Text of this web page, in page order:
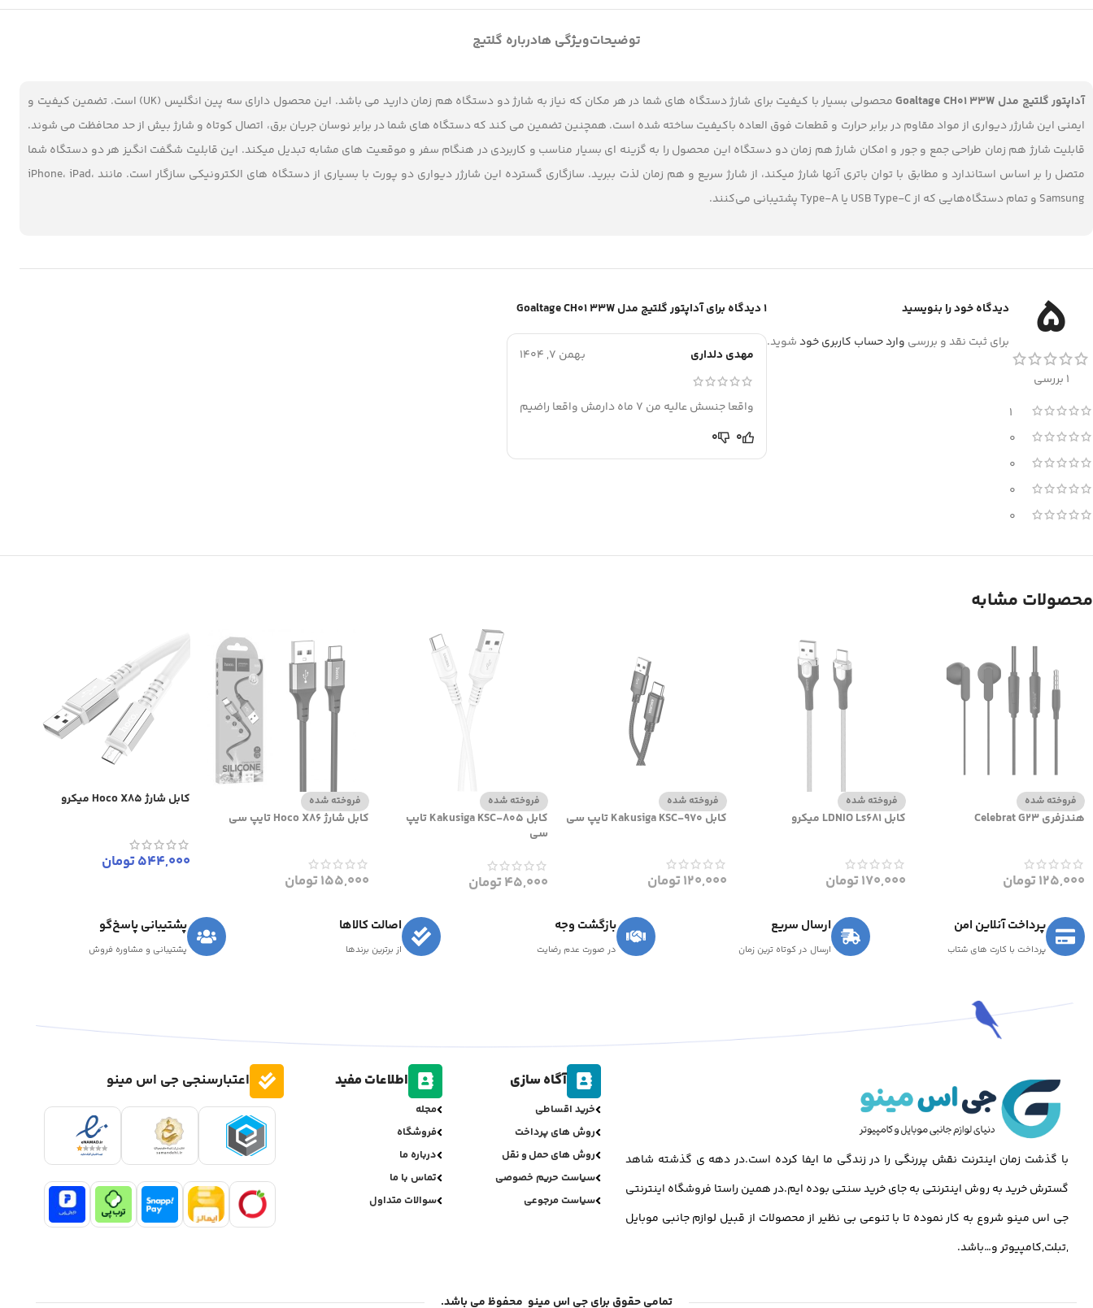
توضیحاتویژگی هادرباره گلتیج
آداپتور گلتیج مدل Goaltage CH01 33W
محصولی بسیار با کیفیت برای شارژ دستگاه های شما در هر مکان که نیاز به شارژ دو دستگاه هم زمان دارید می باشد. این محصول دارای سه پین انگلیس (UK) است. تضمین کیفیت و
ایمنی این شارژر دیواری از مواد مقاوم در برابر حرارت و قطعات فوق العاده باکیفیت ساخته شده است. همچنین تضمین می کند که دستگاه های شما در برابر نوسان جریان برق، اتصال کوتاه و شارژ بیش از حد محافظت می شوند.
قابلیت شارژ هم زمان طراحی جمع و جور و امکان شارژ هم زمان دو دستگاه این محصول را به گزینه ای بسیار مناسب و کاربردی در هنگام سفر و موقعیت های مشابه تبدیل میکند. این قابلیت شگفت انگیز هر دو دستگاه شما
متصل را بر اساس استاندارد و مطابق با توان باتری آنها شارژ میکند، از شارژ سریع و هم زمان لذت ببرید. سازگاری گسترده این شارژر دیواری دو پورت با بسیاری از دستگاه های الکترونیکی سازگار است. مانند iPhone، iPad،
Samsung و تمام دستگاه‌هایی که از USB Type-C یا Type-A پشتیبانی می‌کنند.
5
1 بررسی
1
0
0
0
0
1 دیدگاه برای آداپتور گلتیج مدل Goaltage CH01 33W
مهدی دلداری بهمن 7, 1404
واقعا جنسش عالیه من 7 ماه دارمش واقعا راضیم
0
0
دیدگاه خود را بنویسید
برای ثبت نقد و بررسی وارد حساب کاربری خودشوید.
محصولات مشابه
فروخته شده
هندزفری Celebrat G23
125,000تومان
فروخته شده
کابل LDNIO Ls681 میکرو
170,000تومان
فروخته شده
کابل Kakusiga KSC-970 تایپ سی
120,000تومان
فروخته شده
کابل Kakusiga KSC-805 تایپ
سی
45,000تومان
فروخته شده
کابل شارژ Hoco X86 تایپ سی
155,000تومان
کابل شارژ Hoco X85 میکرو
544,000تومان
پرداخت آنلاین امن
پرداخت با کارت های شتاب
ارسال سریع
ارسال در کوتاه ترین زمان
بازگشت وجه
در صورت عدم رضایت
اصالت کالاها
از برترین برندها
پشتیبانی پاسخ‌گو
پشتیبانی و مشاوره فروش
با گذشت زمان اینترنت نقش پررنگی را در زندگی ما ایفا کرده است.در دهه ی گذشته شاهد
گسترش خرید به روش اینترنتی به جای خرید سنتی بوده ایم.در همین راستا فروشگاه اینترنتی
جی اس مینو شروع به کار نموده تا با تنوعی بی نظیر از محصولات از قبیل لوازم جانبی موبایل
,تبلت,کامپیوتر و…باشد.
آگاه سازی
خرید اقساطی
روش های پرداخت
روش های حمل و نقل
سیاست حریم خصوصی
سیاست مرجوعی
اطلاعات مفید
مجله
فروشگاه
درباره ما
تماس با ما
سوالات متداول
اعتبارسنجی جی اس مینو
تمامی حقوق برای جی اس مینو محفوظ می باشد.